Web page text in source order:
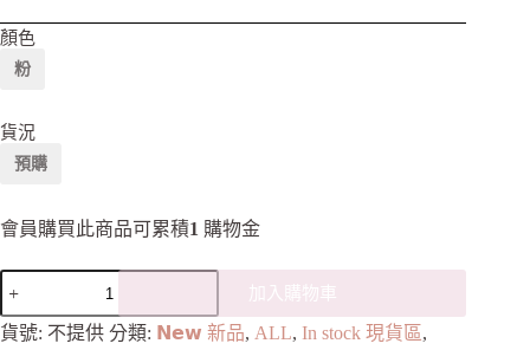
顏色
粉
貨況
預購
會員購買此商品可累積1 購物金
加入購物車
A
貨號: 不提供 分類: 𝗡𝗲𝘄 新品, ALL, In stock 現貨區,